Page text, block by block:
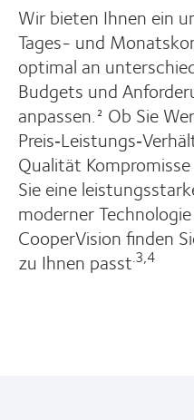
Wir bieten Ihnen ein
Tages- und
optimal an
Budgets und
anpassen.² Ob Sie
Qualität
Sie eine
moderner
CooperVision finden
zu Ihnen passt.3,4